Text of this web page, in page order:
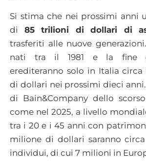
Si stima che nei prossimi anni
di 85 trilioni di dollari di
trasferiti alle nuove
nati tra il 1981 e la fine
erediteranno solo in Italia
di dollari nei prossimi dieci
di Bain&Company dello
come nel 2025, a livello
tra i 20 e i 45 anni con
milione di dollari saranno
individui, di cui 7 milioni in